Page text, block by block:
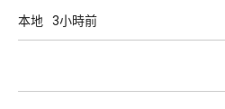
本地 3小時前